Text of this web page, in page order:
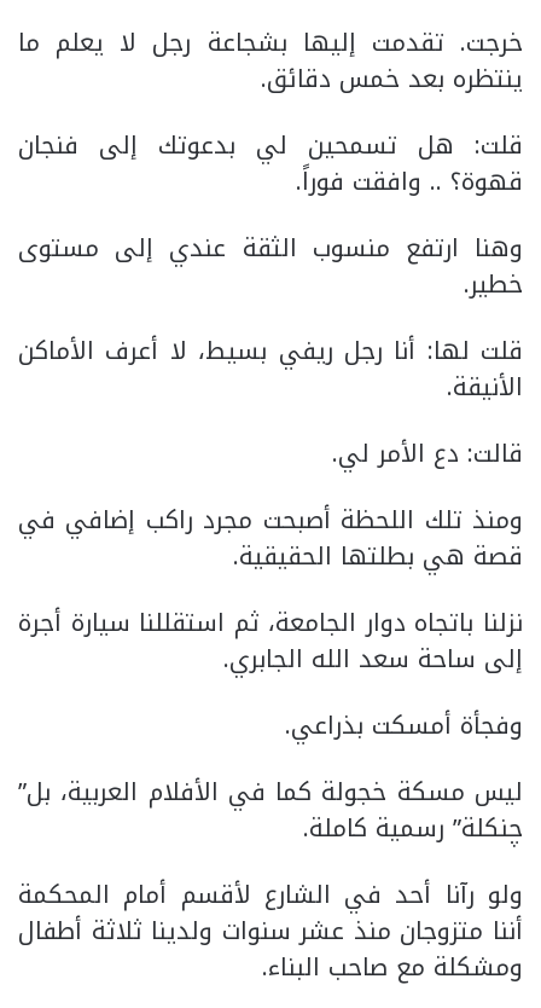
خرجت. تقدمت إليها بشجاعة رجل لا يعلم ما
ينتظره بعد خمس دقائق.
قلت: هل تسمحين لي بدعوتك إلى فنجان
قهوة؟ .. وافقت فوراً.
وهنا ارتفع منسوب الثقة عندي إلى مستوى
خطير.
قلت لها: أنا رجل ريفي بسيط، لا أعرف الأماكن
الأنيقة.
قالت: دع الأمر لي.
ومنذ تلك اللحظة أصبحت مجرد راكب إضافي في
قصة هي بطلتها الحقيقية.
نزلنا باتجاه دوار الجامعة، ثم استقللنا سيارة أجرة
إلى ساحة سعد الله الجابري.
وفجأة أمسكت بذراعي.
ليس مسكة خجولة كما في الأفلام العربية، بل”
چنكلة” رسمية كاملة.
ولو رآنا أحد في الشارع لأقسم أمام المحكمة
أننا متزوجان منذ عشر سنوات ولدينا ثلاثة أطفال
ومشكلة مع صاحب البناء.